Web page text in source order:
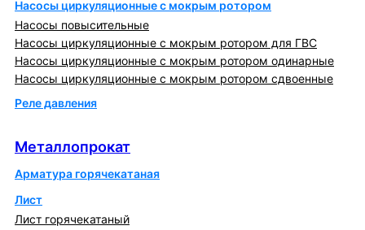
Насосы циркуляционные с мокрым ротором
Насосы повысительные
Насосы циркуляционные с мокрым ротором для ГВС
Насосы циркуляционные с мокрым ротором одинарные
Насосы циркуляционные с мокрым ротором сдвоенные
Реле давления
Металлопрокат
Арматура горячекатаная
Лист
Лист горячекатаный